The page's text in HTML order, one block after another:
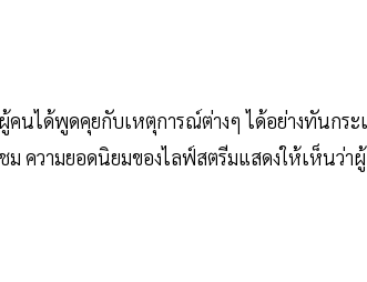
คนได้พูดคุยกับเหตุการณ์ต่างๆ ได้อย่างทันกระ
ความยอดนิยมของไลฟ์สตรีมแสดงให้เห็นว่าผู้